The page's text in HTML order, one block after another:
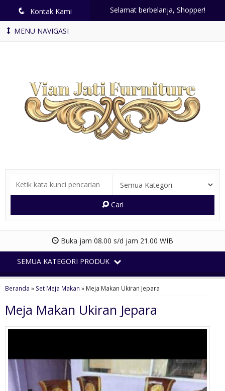
q Kontak Kami Selamat berbelanja, Shopper!
MENU NAVIGASI
Cari
Buka jam 08.00 s/d jam 21.00 WIB
SEMUA KATEGORI PRODUK
Beranda » Set Meja Makan » Meja Makan Ukiran Jepara
Meja Makan Ukiran Jepara